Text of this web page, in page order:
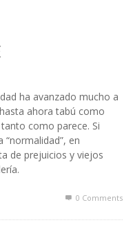
ha avanzado mucho a
ahora tabú como
como parece. Si
en
de prejuicios y viejos
0 Comments